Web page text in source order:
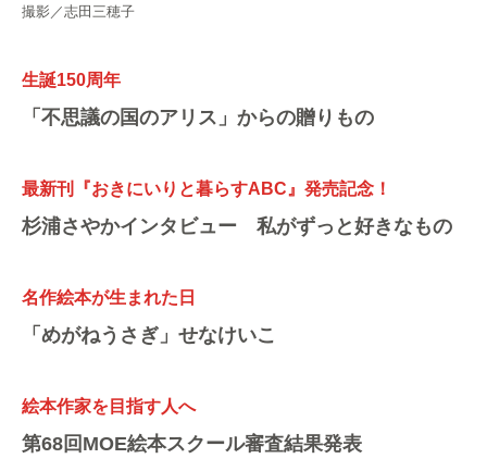
撮影／志田三穂子
生誕150周年
「不思議の国のアリス」からの贈りもの
最新刊『おきにいりと暮らすABC』発売記念！
杉浦さやかインタビュー 私がずっと好きなもの
名作絵本が生まれた日
「めがねうさぎ」せなけいこ
絵本作家を目指す人へ
第68回MOE絵本スクール審査結果発表